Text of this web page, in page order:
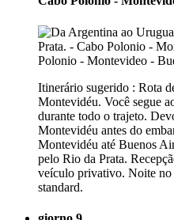
Itinerário sugerido : Rota
Montevidéu. Você segue
durante todo o trajeto.
Montevidéu antes do
Montevidéu até Buenos
pelo Rio da Prata.
veículo privativo. Noite no
standard.